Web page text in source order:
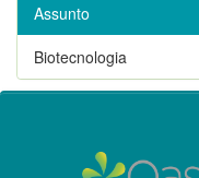
Assunto
Biotecnologia